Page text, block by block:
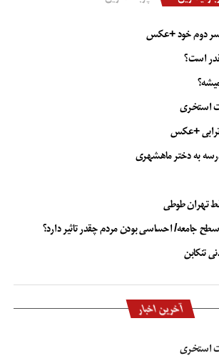
دوم خود +عکس
است؟
استخری
+عکس
به دختر ماهشهری
تهران طوطی
جامعه/ احساسی بودن مردم چقدر تاثیر دارد؟
تنکابن
آخرین اخبار
استخری